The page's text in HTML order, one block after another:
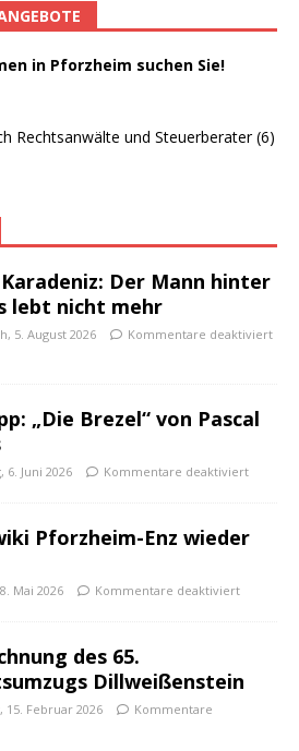
in Pforzheim suchen Sie!
Rechtsanwälte und Steuerberater (6)
Der Mann hinter
lebt nicht mehr
5. August 2026 Kommentare deaktiviert
„Die Brezel“ von Pascal
6. Juni 2026 Kommentare deaktiviert
Pforzheim-Enz wieder
Mai 2026 Kommentare deaktiviert
des 65.
Dillweißenstein
15. Februar 2026
Kommentare